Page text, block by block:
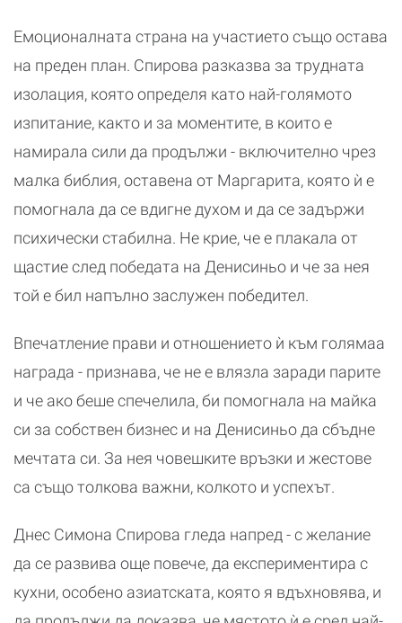
Емоционалната страна на участието също остава
на преден план. Спирова разказва за трудната
изолация, която определя като най-голямото
изпитание, както и за моментите, в които е
намирала сили да продължи - включително чрез
малка библия, оставена от Маргарита, която ѝ е
помогнала да се вдигне духом и да се задържи
психически стабилна. Не крие, че е плакала от
щастие след победата на Денисиньо и че за нея
той е бил напълно заслужен победител.
Впечатление прави и отношението ѝ към голямаа
награда - признава, че не е влязла заради парите
и че ако беше спечелила, би помогнала на майка
си за собствен бизнес и на Денисиньо да сбъдне
мечтата си. За нея човешките връзки и жестове
са също толкова важни, колкото и успехът.
Днес Симона Спирова гледа напред - с желание
да се развива още повече, да експериментира с
кухни, особено азиатската, която я вдъхновява, и